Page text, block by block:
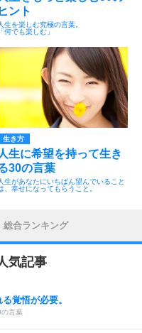
ヒント
生を楽しむ究極の言葉。
「何でも楽しむ」
生き方
人生に希望を持って生き
30の言葉
生があなたにいちばん望んでいること
、幸せになってもらうこと。
総合ランキング
気記事
覚悟が必要。
言葉